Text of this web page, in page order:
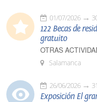
01/07/2026
122 Becas de
gratuito
OTRAS
Salamanca
26/06/2026
Exposición El